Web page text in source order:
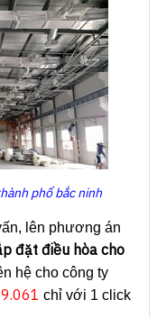
phố bắc ninh
lên phương án
đặt điều hòa cho
hệ cho công ty
chỉ với 1 click